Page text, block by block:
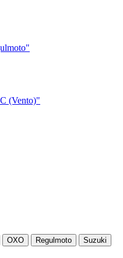
(Vento)"
OXO Regulmoto
Suzuki